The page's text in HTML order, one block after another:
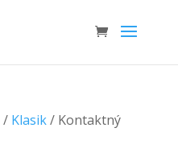
/ Klasik/ Kontaktný